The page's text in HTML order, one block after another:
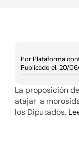
Por Plataforma
Publicado el: 20/
La proposición
atajar la
los Diputados.